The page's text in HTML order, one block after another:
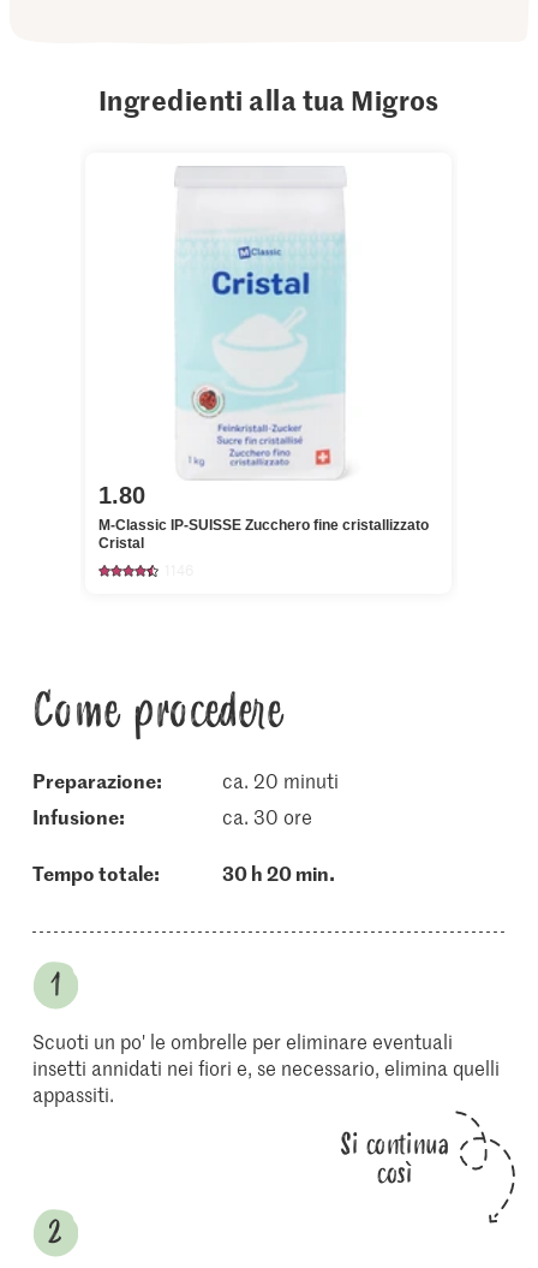
Ingredienti alla tua Migros
1.80
M-Classic IP-SUISSE Zucchero fine cristallizzato
Cristal
Come procedere
Preparazione:
ca. 20 minuti
infusione:
ca. 30 ore
Tempo totale: 30 h 20 min.
Scuoti un po' le ombrelle per eliminare eventuali
insetti annidati nei fiori e, se necessario, elimina quelli
appassiti.
Si continua
così